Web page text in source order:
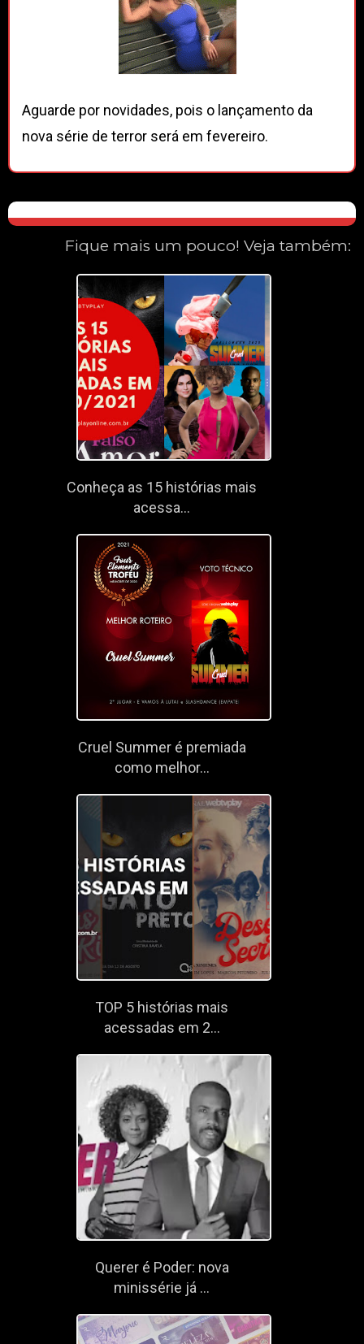
Aguarde por novidades, pois o lançamento da
nova série de terror será em fevereiro.
Fique mais um pouco! Veja também:
Conheça as 15 histórias mais
acessa...
Cruel Summer é premiada
como melhor...
TOP 5 histórias mais
acessadas em 2...
Querer é Poder: nova
minissérie já ...